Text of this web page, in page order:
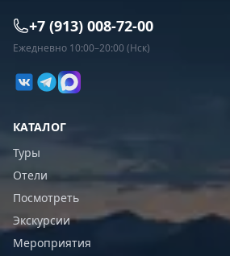
+7 (913) 008-72-00
Ежедневно 10:00–20:00 (Нск)
КАТАЛОГ
Туры
Отели
Посмотреть
Экскурсии
Мероприятия